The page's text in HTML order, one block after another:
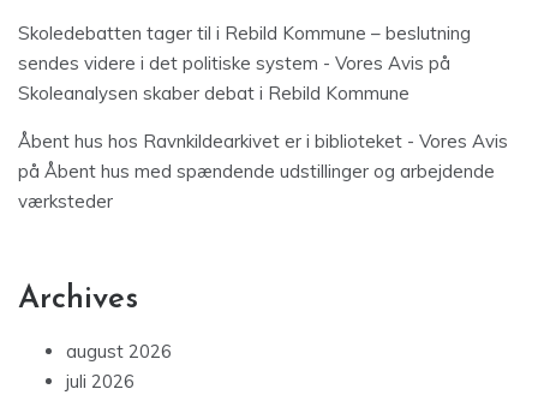
Skoledebatten tager til i Rebild Kommune – beslutning
sendes videre i det politiske system - Vores Avis på
Skoleanalysen skaber debat i Rebild Kommune
Åbent hus hos Ravnkildearkivet er i biblioteket - Vores Avis
på Åbent hus med spændende udstillinger og arbejdende
værksteder
Archives
august 2026
juli 2026